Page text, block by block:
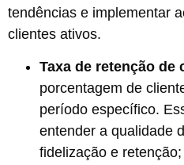
tendências e implementar
clientes ativos.
Taxa de retenção de
porcentagem de
período específico.
entender a qualidade
fidelização e retenção;